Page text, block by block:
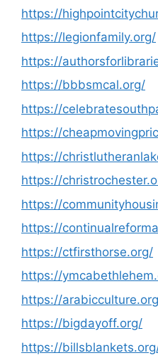
https://
https://legionfamily.org/
https://
https://bbbsmcal.org/
https://
https://
https://
https://
https://
https://
https://ctfirsthorse.org/
https://
https://
https://bigdayoff.org/
https://